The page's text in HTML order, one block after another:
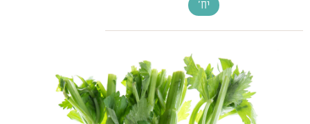
יח'